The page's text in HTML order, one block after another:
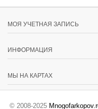
МОЯ УЧЕТНАЯ ЗАПИСЬ
ИНФОРМАЦИЯ
МЫ НА КАРТАХ
© 2008-2025